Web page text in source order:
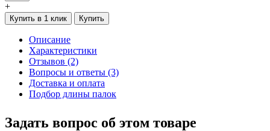
+
Купить в 1 клик Купить
Описание
Характеристики
Отзывов (2)
Вопросы и ответы (3)
Доставка и оплата
Подбор длины палок
Задать вопрос об этом товаре